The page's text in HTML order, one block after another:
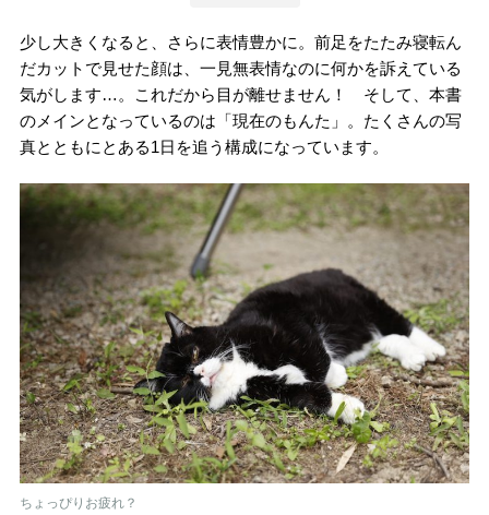
少し大きくなると、さらに表情豊かに。前足をたたみ寝転ん
だカットで見せた顔は、一見無表情なのに何かを訴えている
気がします…。これだから目が離せません！ そして、本書
のメインとなっているのは「現在のもんた」。たくさんの写
真とともにとある1日を追う構成になっています。
ちょっぴりお疲れ？